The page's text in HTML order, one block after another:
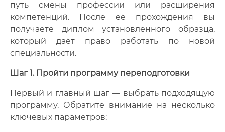
путь смены профессии или расширения
компетенций. После её прохождения вы
получаете диплом установленного образца,
который даёт право работать по новой
специальности.
Шаг 1. Пройти программу переподготовки
Первый и главный шаг — выбрать подходящую
программу. Обратите внимание на несколько
ключевых параметров: